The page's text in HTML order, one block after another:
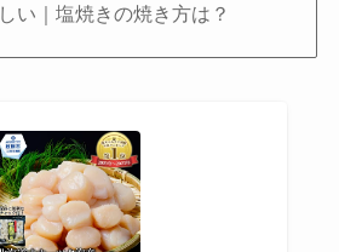
しい｜塩焼きの焼き方は？